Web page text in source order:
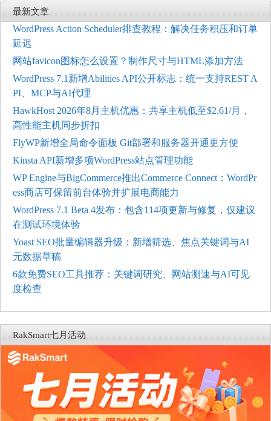
最新文章
WordPress Action Scheduler排查教程：解决任务积压和订单
延迟
网站favicon图标怎么设置？制作尺寸与HTML添加方法
WordPress 7.1新增Abilities API公开标志：统一支持REST A
PI、MCP与AI代理
HawkHost 2026年8月主机优惠：共享主机低至$2.61/月，
高性能主机同步折扣
FlyWP新增全局命令面板 Git部署和服务器开通更方便
Kinsta API新增多项WordPress站点管理功能
WP Engine与BigCommerce推出Commerce Connect：WordPr
ess商店可保留前台体验并扩展电商能力
WordPress 7.1 Beta 4发布：包含114项更新与修复，仅建议
在测试环境体验
Yoast SEO批量编辑器升级：新增筛选、焦点关键词与AI
元数据草稿
6款免费SEO工具推荐：关键词研究、网站测速与AI可见
度检查
RakSmart七月活动